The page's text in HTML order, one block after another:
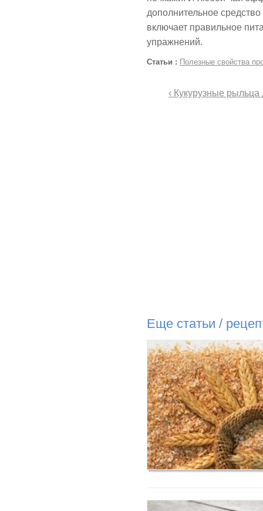
дополнительное
включает правильное
упражнений.
Статьи : Полезные свойства
‹ Кукурузные
Еще статьи /